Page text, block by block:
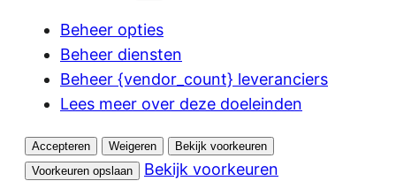
Beheer opties
Beheer diensten
Beheer {vendor_count} leveranciers
Lees meer over deze doeleinden
Accepteren Weigeren
Bekijk voorkeuren
Voorkeuren opslaan
Bekijk voorkeuren